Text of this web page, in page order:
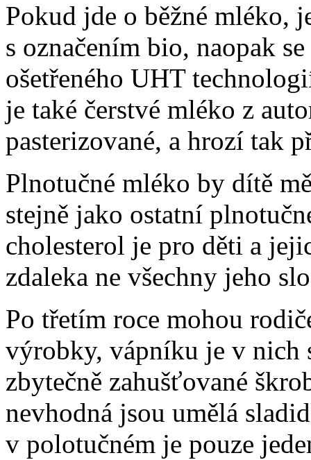
Pokud jde o běžné mléko,
s označením bio, naopak
ošetřeného UHT
je také čerstvé mléko z
pasterizované, a hrozí tak
Plnotučné mléko by dítě
stejně jako ostatní
cholesterol je pro děti a
zdaleka ne všechny jeho
Po třetím roce mohou
výrobky, vápníku je v nich
zbytečně zahušťované
nevhodná jsou umělá
v polotučném je pouze